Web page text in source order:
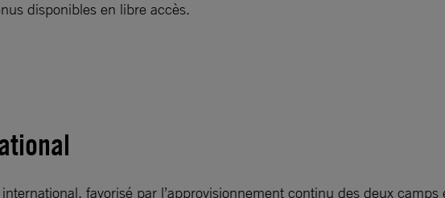
disponibles en libre accès.
favorisé par l’approvisionnement continu des deux